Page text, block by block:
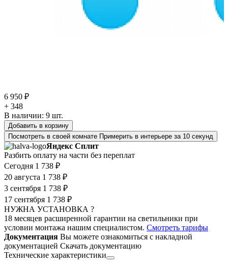
6 950 ₽
+ 348
В наличии: 9 шт.
Добавить в корзину
Посмотреть в своей комнате Примерить в интерьере за 10 секунд
Яндекс Сплит
Разбить оплату на части без переплат
Сегодня 1 738 ₽
20 августа 1 738 ₽
3 сентября 1 738 ₽
17 сентября 1 738 ₽
НУЖНА УСТАНОВКА ?
18 месяцев расширенной гарантии на светильники при
условии монтажа нашим специалистом. Смотреть тарифы
Документация Вы можете ознакомиться с накладной
документацией Скачать документацию
Технические характеристики